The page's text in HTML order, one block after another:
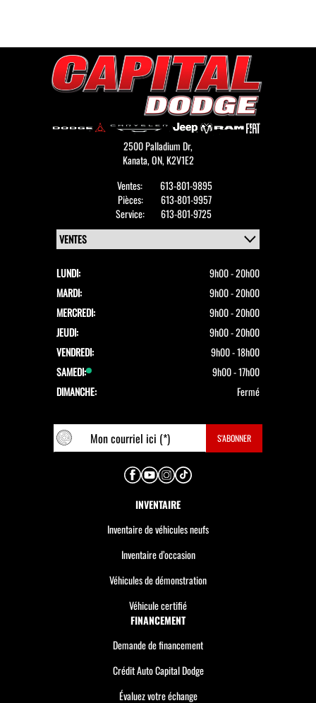
2500 Palladium Dr,
Kanata,ON, K2V1E2
Ventes:
613-801-9895
Pièces:
613-801-9957
Service:
613-801-9725
LUNDI:
9h00 - 20h00
MARDI:
9h00 - 20h00
MERCREDI:
9h00 - 20h00
JEUDI:
9h00 - 20h00
VENDREDI:
9h00 - 18h00
SAMEDI:
9h00 - 17h00
DIMANCHE:
Fermé
INVENTAIRE
Inventaire de véhicules neufs
Inventaire d’occasion
Véhicules de démonstration
Véhicule certifié
FINANCEMENT
Demande de financement
Crédit Auto Capital Dodge
Évaluez votre échange